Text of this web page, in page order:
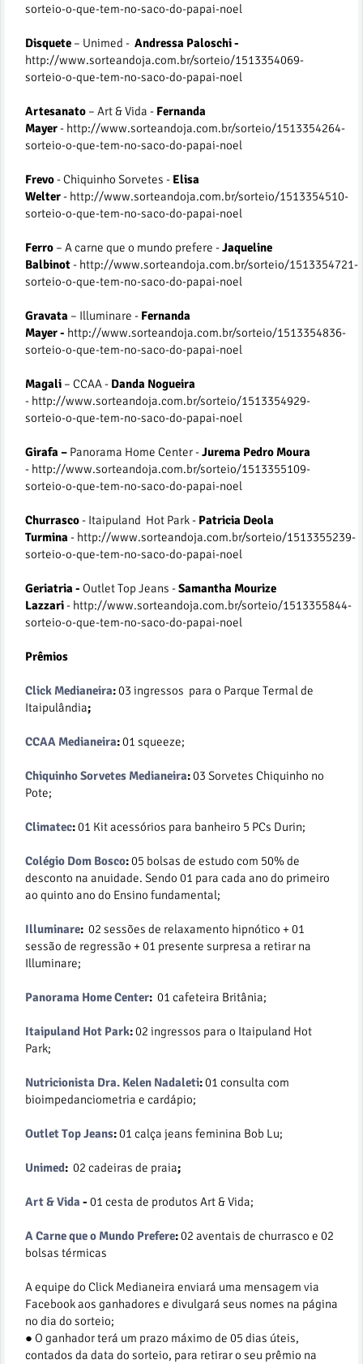
sorteio-o-que-tem-no-saco-do-papai-noel
Disquete – Unimed - Andressa Paloschi -
http://www.sorteandoja.com.br/sorteio/1513354069-
sorteio-o-que-tem-no-saco-do-papai-noel
Artesanato – Art & Vida - Fernanda
Mayer- http://www.sorteandoja.com.br/sorteio/1513354264-
sorteio-o-que-tem-no-saco-do-papai-noel
Frevo- Chiquinho Sorvetes - Elisa
Welter- http://www.sorteandoja.com.br/sorteio/1513354510-
sorteio-o-que-tem-no-saco-do-papai-noel
Ferro – A carne que o mundo prefere -Jaqueline
Balbinot- http://www.sorteandoja.com.br/sorteio/1513354721-
sorteio-o-que-tem-no-saco-do-papai-noel
Gravata – Illuminare - Fernanda
Mayer - http://www.sorteandoja.com.br/sorteio/1513354836-
sorteio-o-que-tem-no-saco-do-papai-noel
Magali – CCAA - Danda Nogueira
- http://www.sorteandoja.com.br/sorteio/1513354929-
sorteio-o-que-tem-no-saco-do-papai-noel
Girafa – Panorama Home Center -Jurema Pedro Moura
- http://www.sorteandoja.com.br/sorteio/1513355109-
sorteio-o-que-tem-no-saco-do-papai-noel
Churrasco- Itaipuland Hot Park - Patricia Deola
Turmina - http://www.sorteandoja.com.br/sorteio/1513355239-
sorteio-o-que-tem-no-saco-do-papai-noel
Geriatria - Outlet Top Jeans -Samantha Mourize
Lazzari- http://www.sorteandoja.com.br/sorteio/1513355844-
sorteio-o-que-tem-no-saco-do-papai-noel
Prêmios
Click Medianeira:03 ingressos para o Parque Termal de
Itaipulândia;
CCAA Medianeira:01 squeeze;
Chiquinho Sorvetes Medianeira:03 Sorvetes Chiquinho no
Pote;
Climatec:01 Kit acessórios para banheiro 5 PCs Durin;
Colégio Dom Bosco:05 bolsas de estudo com 50% de
desconto na anuidade. Sendo 01 para cada ano do primeiro
ao quinto ano do Ensino fundamental;
Illuminare: 02 sessões de relaxamento hipnótico + 01
sessão de regressão + 01 presente surpresa a retirar na
Illuminare;
Panorama Home Center: 01 cafeteira Britânia;
Itaipuland Hot Park:02 ingressos para o Itaipuland Hot
Park;
Nutricionista Dra. Kelen Nadaleti:01 consulta com
bioimpedanciometria e cardápio;
Outlet Top Jeans:01 calça jeans feminina Bob Lu;
Unimed: 02 cadeiras de praia;
Art & Vida - 01 cesta de produtos Art & Vida;
A Carne que o Mundo Prefere:02 aventais de churrasco e 02
bolsas térmicas
A equipe do Click​ ​Medianeira​ ​enviará uma mensagem via
Facebook aos ganhadores e divulgará seus nomes na página
no dia do sorteio;
● O ganhador terá um prazo​ ​máximo​ ​de​ ​05​ ​dias​ ​úteis​,
contados da data do sorteio, para retirar o seu prêmio na